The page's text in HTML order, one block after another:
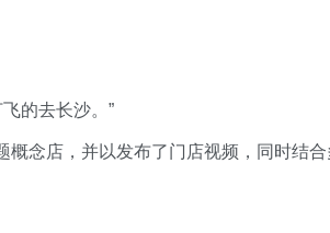
的去长沙。”
概念店，并以发布了门店视频，同时结合